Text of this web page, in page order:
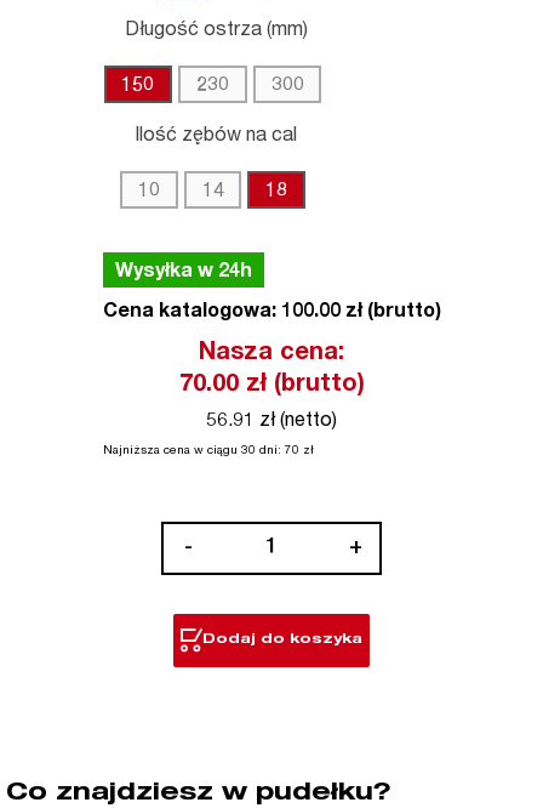
Długość ostrza (mm)
150 230 300
Ilość zębów na cal
10 14 18
Wysyłka w 24h
Cena katalogowa: 100.00 zł (brutto)
Nasza cena:
70.00zł (brutto)
56.91 zł (netto)
Najniższa cena w ciągu 30 dni: 70 zł
-
TORCH™
do
+
Dodaj do koszyka
Co znajdziesz w pudełku?